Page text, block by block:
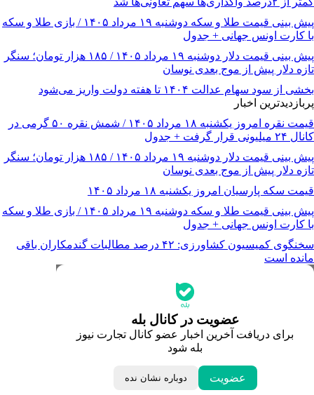
پیش‌ بینی قیمت طلا و سکه دوشنبه ۱۹ مرداد ۱۴۰۵ / بازی طلا و سکه
با کارت اونس جهانی + جدول
پیش‌ بینی قیمت دلار دوشنبه ۱۹ مرداد ۱۴۰۵ / ۱۸۵ هزار تومان؛ سنگر
تازه دلار پیش از موج بعدی نوسان
بخشی از سود سهام عدالت ۱۴۰۴ تا هفته دولت واریز می‌شود
پربازدیدترین اخبار
قیمت نقره امروز یکشنبه ۱۸ مرداد ۱۴۰۵ / شمش نقره ۵۰ گرمی در
کانال ۲۴ میلیونی قرار گرفت + جدول
پیش‌ بینی قیمت دلار دوشنبه ۱۹ مرداد ۱۴۰۵ / ۱۸۵ هزار تومان؛ سنگر
تازه دلار پیش از موج بعدی نوسان
قیمت سکه پارسیان امروز یکشنبه ۱۸ مرداد ۱۴۰۵
پیش‌ بینی قیمت طلا و سکه دوشنبه ۱۹ مرداد ۱۴۰۵ / بازی طلا و سکه
با کارت اونس جهانی + جدول
سخنگوی کمیسیون کشاورزی: ۴۲ درصد مطالبات گندمکاران باقی
مانده است
عضویت در کانال بله
برای دریافت آخرین اخبار عضو کانال تجارت نیوز
بله شود
عضویت دوباره نشان نده
جدیدترین قیمت‌ها
قیمت درهم امارات
لحظه تحویل سال
داغ‌ترین‌های اقتصادی